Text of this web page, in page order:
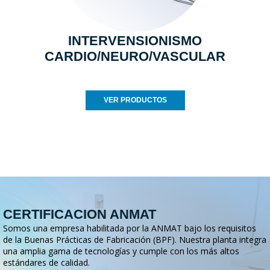
INTERVENSIONISMO
CARDIO/NEURO/VASCULAR
VER PRODUCTOS
CERTIFICACION ANMAT
Somos una empresa habilitada por la ANMAT bajo los requisitos
de la Buenas Prácticas de Fabricación (BPF). Nuestra planta integra
una amplia gama de tecnologías y cumple con los más altos
estándares de calidad.